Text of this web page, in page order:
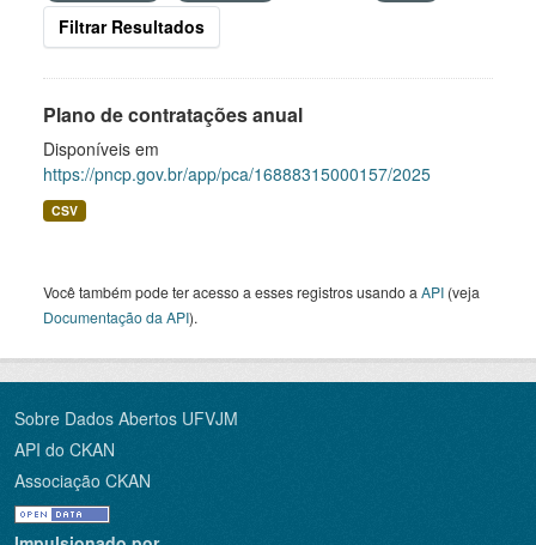
Filtrar Resultados
Plano de contratações anual
Disponíveis em
https://pncp.gov.br/app/pca/16888315000157/2025
CSV
Você também pode ter acesso a esses registros usando a API (veja
Documentação da API).
Sobre Dados Abertos UFVJM
API do CKAN
Associação CKAN